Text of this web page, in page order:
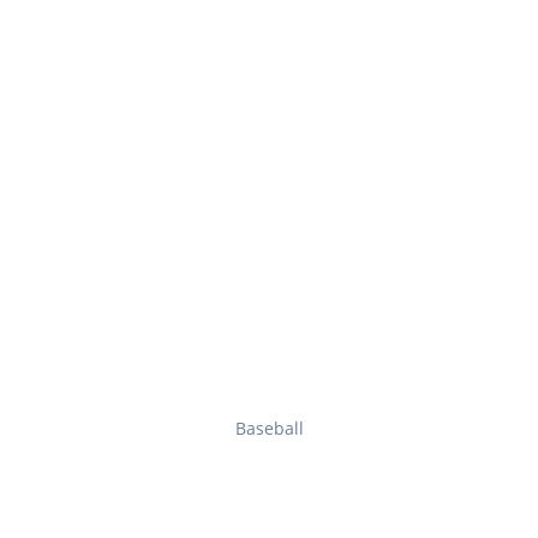
Baseball